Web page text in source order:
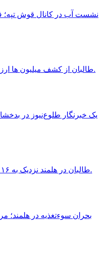
نشست آب در كانال قوش تپه؛
طالبان از كشف ميليون ها ارز خارجى در بندر حيرتان خبر دادند.
یک خبرنگار طلوع‌نیوز در
طالبان در هلمند نزدیک به ۱۶ تُن دواهای قاچاقی را سوزانده‌اند.
بحران سوءتغذیه در هلمند؛